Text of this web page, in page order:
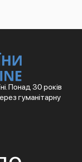
Понад 30 років
гуманітарну